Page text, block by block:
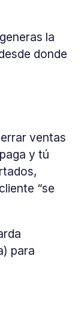
la
donde
ventas
y tú
“se
para